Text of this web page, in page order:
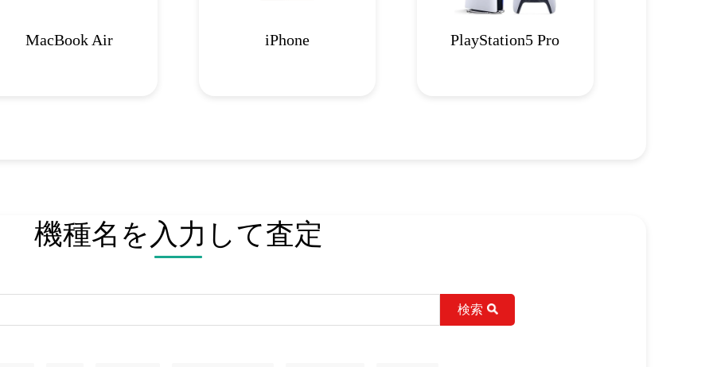
MacBook Air iPhone PlayStation5 Pro
機種名を入力して査定
検索